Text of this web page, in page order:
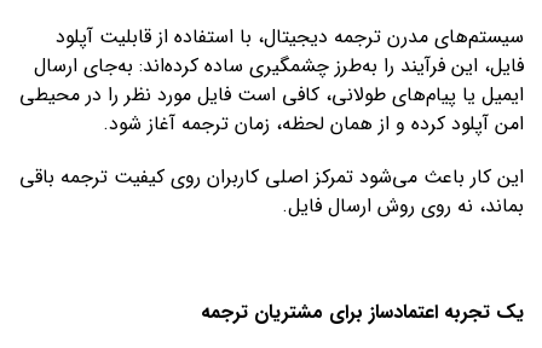
سیستم‌های مدرن ترجمه دیجیتال، با استفاده از قابلیت آپلود
فایل، این فرآیند را به‌طرز چشمگیری ساده کرده‌اند: به‌جای ارسال
ایمیل یا پیام‌های طولانی، کافی است فایل مورد نظر را در محیطی
امن آپلود کرده و از همان لحظه، زمان ترجمه آغاز شود.
این کار باعث می‌شود تمرکز اصلی کاربران روی کیفیت ترجمه باقی
بماند، نه روی روش ارسال فایل.
یک تجربه اعتمادساز برای مشتریان ترجمه